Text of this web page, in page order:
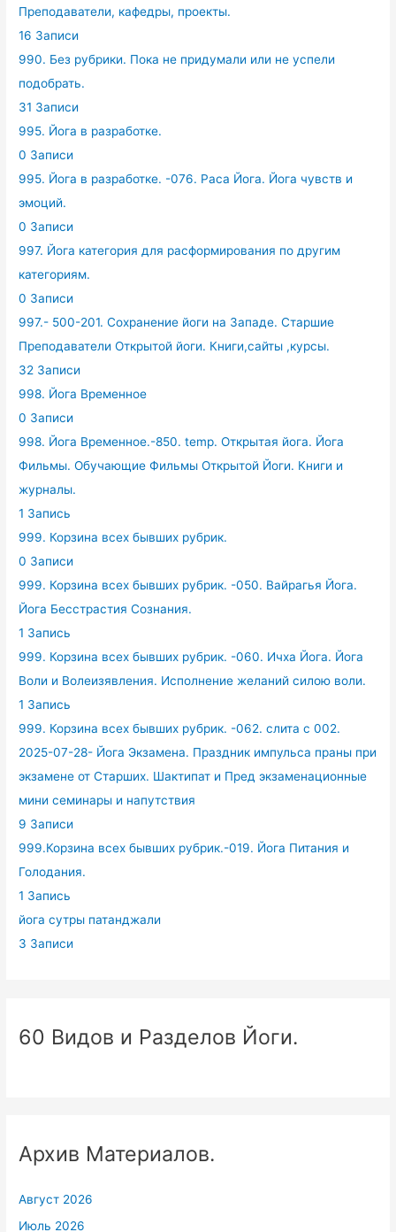
Преподаватели, кафедры, проекты.
16 Записи
990. Без рубрики. Пока не придумали или не успели
подобрать.
31 Записи
995. Йога в разработке.
0 Записи
995. Йога в разработке. -076. Раса Йога. Йога чувств и
эмоций.
0 Записи
997. Йога категория для расформирования по другим
категориям.
0 Записи
997.- 500-201. Сохранение йоги на Западе. Старшие
Преподаватели Открытой йоги. Книги,сайты ,курсы.
32 Записи
998. Йога Временное
0 Записи
998. Йога Временное.-850. temp. Открытая йога. Йога
Фильмы. Обучающие Фильмы Открытой Йоги. Книги и
журналы.
1 Запись
999. Корзина всех бывших рубрик.
0 Записи
999. Корзина всех бывших рубрик. -050. Вайрагья Йога.
Йога Бесстрастия Сознания.
1 Запись
999. Корзина всех бывших рубрик. -060. Ичха Йога. Йога
Воли и Волеизявления. Исполнение желаний силою воли.
1 Запись
999. Корзина всех бывших рубрик. -062. слита с 002.
2025-07-28- Йога Экзамена. Праздник импульса праны при
экзамене от Старших. Шактипат и Пред экзаменационные
мини семинары и напутствия
9 Записи
999.Корзина всех бывших рубрик.-019. Йога Питания и
Голодания.
1 Запись
йога сутры патанджали
3 Записи
60 Видов и Разделов Йоги.
Архив Материалов.
Август 2026
Июль 2026